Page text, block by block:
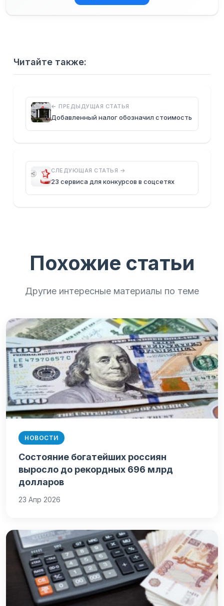
Читайте также:
← ПРЕДЫДУЩАЯ СТАТЬЯ
Добавленный налог обозначил стоимость
СЛЕДУЮЩАЯ СТАТЬЯ →
23 сервиса для конкурсов в соцсетях
Похожие статьи
Другие интересные материалы по теме
НОВОСТИ
Состояние богатейших россиян
выросло до рекордных 696 млрд
долларов
23 Апр 2026